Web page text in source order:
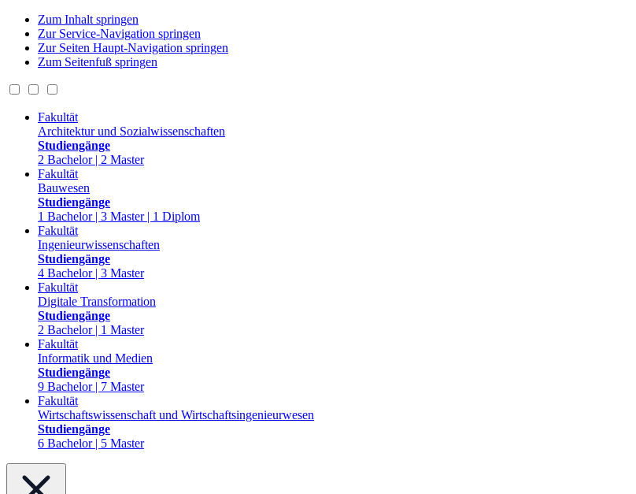
Zum Inhalt springen
Zur Service-Navigation springen
Zur Seiten Haupt-Navigation springen
Zum Seitenfuß springen
Fakultät
Architektur und Sozialwissenschaften
Studiengänge
2 Bachelor | 2 Master
Fakultät
Bauwesen
Studiengänge
1 Bachelor | 3 Master | 1 Diplom
Fakultät
Ingenieurwissenschaften
Studiengänge
4 Bachelor | 3 Master
Fakultät
Digitale Transformation
Studiengänge
2 Bachelor | 1 Master
Fakultät
Informatik und Medien
Studiengänge
9 Bachelor | 7 Master
Fakultät
Wirtschaftswissenschaft und Wirtschaftsingenieurwesen
Studiengänge
6 Bachelor | 5 Master